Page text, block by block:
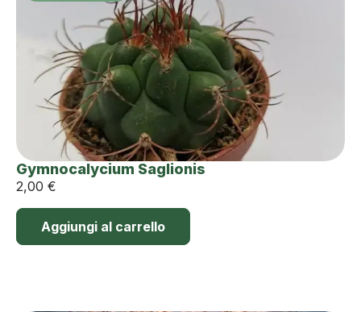
Gymnocalycium Saglionis
2,00 €
Aggiungi al carrello